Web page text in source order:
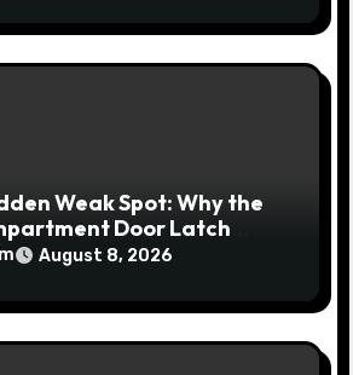
Weak Spot: Why the
Door Latch
More Attention
August 8, 2026